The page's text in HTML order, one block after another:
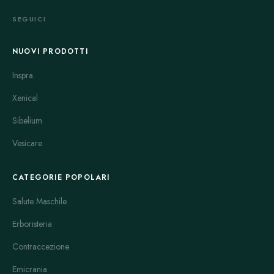
diidroergotamina, antiemetici come metoclopramide e
metoprololo), antiepilettici (topiramato, valproato),
eptinezumab) per pazienti selezionati. Questi esempi
rappresentano i principi attivi più frequentemente utilizzati nella
profili d'azione. Alcuni farmaci orali sono pensati per l'uso
domiciliare all'inizio dell'attacco, mentre altri sono formulati
SEGUICI
NUOVI PRODOTTI
Inspra
Xenical
Sibelium
Vesicare
CATEGORIE POPOLARI
Salute Maschile
Erboristeria
Contraccezione
Emicrania